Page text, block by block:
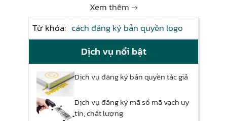
Xem thêm →
Từ khóa: cách đăng ký bản quyền logo
Dịch vụ nổi bật
Dịch vụ đăng ký bản quyền tác giả
Dịch vụ đăng ký mã số mã vạch uy
tín, chất lượng